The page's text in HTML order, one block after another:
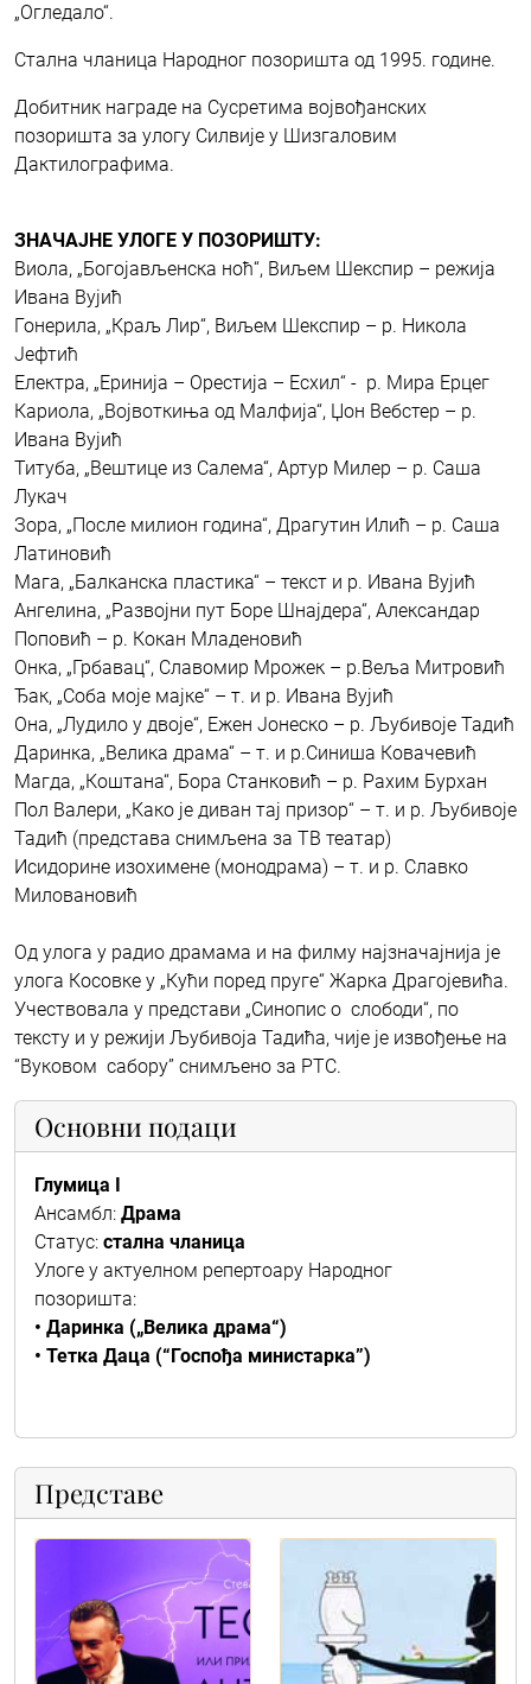
„Огледало“.
Стална чланица Народног позоришта од 1995. године.
Добитник награде на Сусретима војвођанских
позоришта за улогу Силвије у Шизгаловим
Дактилографима.
ЗНАЧАЈНЕ УЛОГЕ У ПОЗОРИШТУ:
Виола, „Богојављенска ноћ“, Виљем Шекспир – режија
Ивана Вујић
Гонерила, „Краљ Лир“, Виљем Шекспир – р. Никола
Јефтић
Електра, „Еринија – Орестија – Есхил“ - р. Мира Ерцег
Кариола, „Војвоткиња од Малфија“, Џон Вебстер – р.
Ивана Вујић
Титуба, „Вештице из Салема“, Артур Милер – р. Саша
Лукач
Зора, „После милион година“, Драгутин Илић – р. Саша
Латиновић
Мага, „Балканска пластика“ – текст и р. Ивана Вујић
Ангелина, „Развојни пут Боре Шнајдера“, Александар
Поповић – р. Кокан Младеновић
Онка, „Грбавац“, Славомир Мрожек – р.Веља Митровић
Ђак, „Соба моје мајке“ – т. и р. Ивана Вујић
Она, „Лудило у двоје“, Ежен Јонеско – р. Љубивоје Тадић
Даринка, „Велика драма“ – т. и р.Синиша Ковачевић
Магда, „Коштана“, Бора Станковић – р. Рахим Бурхан
Пол Валери, „Како је диван тај призор“ – т. и р. Љубивоје
Тадић (представа снимљена за ТВ театар)
Исидорине изохимене (монодрама) – т. и р. Славко
Миловановић
Од улога у радио драмама и на филму најзначајнија је
улога Косовке у „Кући поред пруге“ Жарка Драгојевића.
Учествовала у представи „Синопис о слободи“, по
тексту и у режији Љубивоја Тадића, чије је извођење на
“Вуковом сабору” снимљено за РТС.
Основни подаци
Глумица I
Ансамбл: Драма
Статус: стална чланица
Улоге у актуелном репертоару Народног
позоришта:
• Даринка („Велика драма“)
• Тетка Даца (“Госпођа министарка”)
Представе